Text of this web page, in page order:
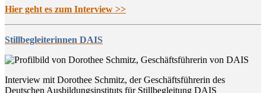
Hier geht es zum Interview >>
Stillbegleiterinnen DAIS
Interview mit Dorothee Schmitz, der Geschäftsführerin des
Deutschen Ausbildungsinstituts für Stillbegleitung DAIS